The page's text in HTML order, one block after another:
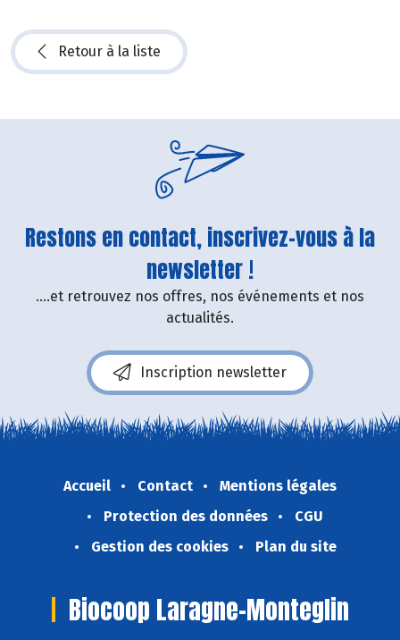
Retour à la liste
Restons en contact, inscrivez-vous à la
newsletter !
....et retrouvez nos offres, nos événements et nos
actualités.
Inscription newsletter
Accueil Contact
Mentions légales
Protection des données
CGU
Gestion des cookies
Plan du site
Biocoop Laragne-Monteglin